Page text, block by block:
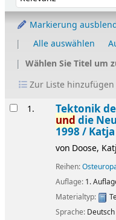
Markierung
Alle auswählen
Wählen Sie Titel um
Zur Liste hinzufügen
Ergebnisse
1. Tektonik
und die
1998 /
von Doose,
Reihen:
Auflage: 1.
Materialtyp:
Sprache: Deutsch